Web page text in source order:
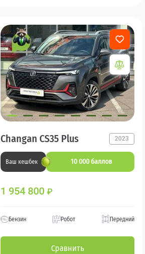
Changan CS35 Plus 2023
Ваш кешбек 10 000 баллов
1 954 800 ₽
Бензин Робот Передний
Сравнить